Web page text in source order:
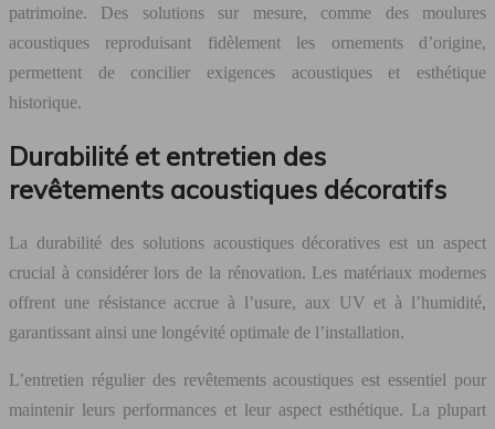
patrimoine. Des solutions sur mesure, comme des moulures
acoustiques reproduisant fidèlement les ornements d’origine,
permettent de concilier exigences acoustiques et esthétique
historique.
Durabilité et entretien des
revêtements acoustiques décoratifs
La durabilité des solutions acoustiques décoratives est un aspect
crucial à considérer lors de la rénovation. Les matériaux modernes
offrent une résistance accrue à l’usure, aux UV et à l’humidité,
garantissant ainsi une longévité optimale de l’installation.
L’entretien régulier des revêtements acoustiques est essentiel pour
maintenir leurs performances et leur aspect esthétique. La plupart